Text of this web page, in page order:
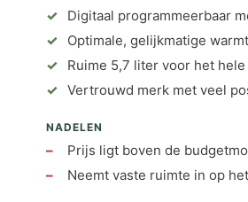
Digitaal programmeerbaar
Optimale, gelijkmatige
Ruime 5,7 liter voor het
Vertrouwd merk met veel
NADELEN
Prijs ligt boven de
Neemt vaste ruimte in op